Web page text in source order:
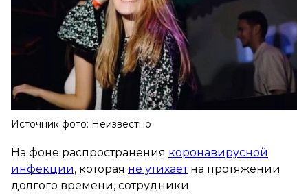
Источник фото: Неизвестно
На фоне распространения коронавирусной
инфекции, которая не утихаетна протяжении
долгого времени, сотрудники